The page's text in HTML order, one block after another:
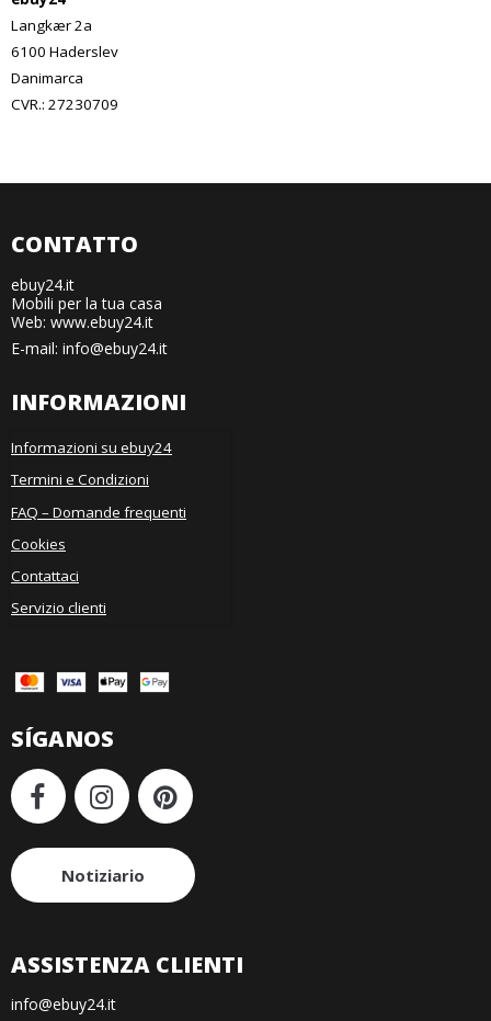
Langkær 2a
6100 Haderslev
Danimarca
CVR.: 27230709
CONTATTO
ebuy24.it
Mobili per la tua casa
Web: www.ebuy24.it
E-mail: info@ebuy24.it
INFORMAZIONI
Informazioni su ebuy24
Termini e Condizioni
FAQ – Domande frequenti
Cookies
Contattaci
Servizio clienti
SÍGANOS
Notiziario
ASSISTENZA CLIENTI
info@ebuy24.it